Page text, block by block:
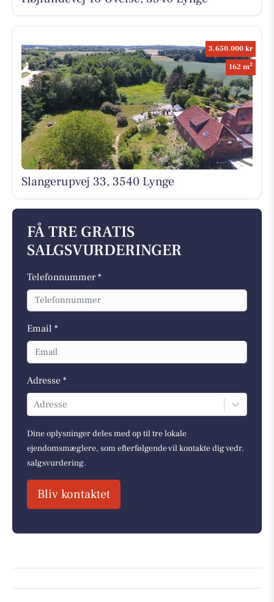
3.650.000 kr
162 m2
Slangerupvej 33, 3540 Lynge
FÅ TRE GRATIS
SALGSVURDERINGER
Telefonnummer *
Email *
Adresse *
Adresse
Dine oplysninger deles med op til tre lokale
ejendomsmæglere, som efterfølgende vil kontakte dig vedr.
salgsvurdering.
Bliv kontaktet